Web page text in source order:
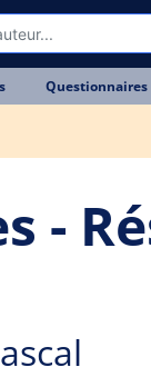
Questionnaires
-